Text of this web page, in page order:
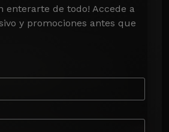
enterarte de todo! Accede a
y promociones antes que